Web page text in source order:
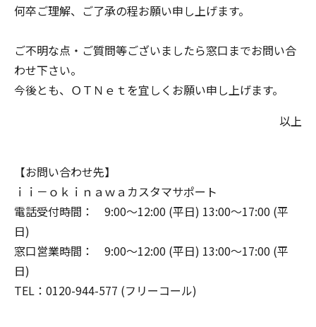
何卒ご理解、ご了承の程お願い申し上げます。
ご不明な点・ご質問等ございましたら窓口までお問い合
わせ下さい。
今後とも、ＯＴＮｅｔを宜しくお願い申し上げます。
以上
【お問い合わせ先】
ｉｉ－ｏｋｉｎａｗａカスタマサポート
電話受付時間： 9:00～12:00 (平日) 13:00～17:00 (平
日)
窓口営業時間： 9:00～12:00 (平日) 13:00～17:00 (平
日)
TEL：0120-944-577 (フリーコール)